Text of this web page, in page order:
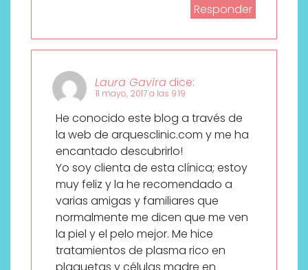
Responder
Laura Gavira dice:
11 mayo, 2017 a las 9:19
He conocido este blog a través de
la web de arquesclinic.com y me ha
encantado descubrirlo!
Yo soy clienta de esta clínica; estoy
muy feliz y la he recomendado a
varias amigas y familiares que
normalmente me dicen que me ven
la piel y el pelo mejor. Me hice
tratamientos de plasma rico en
plaquetas y células madre en